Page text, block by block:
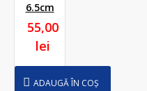
6.5cm
55,00
lei
ADAUGĂ ÎN COȘ